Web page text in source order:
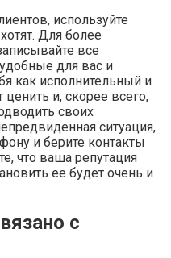
используйте
Для более
все
для вас и
как исполнительный и
и, скорее всего,
своих
ситуация,
и берите контакты
что ваша репутация
ее будет очень и
с